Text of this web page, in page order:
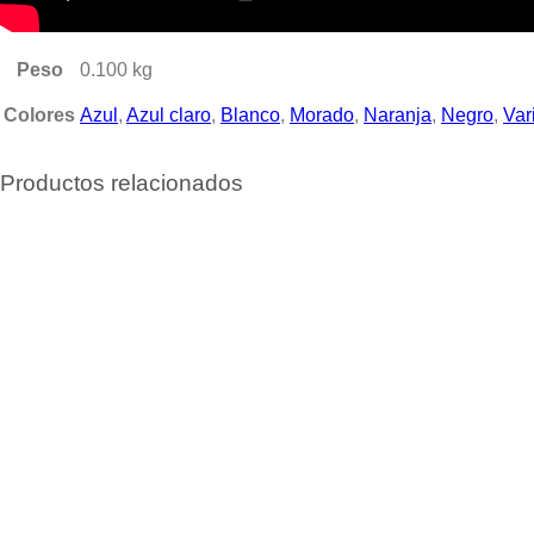
Peso 0.100 kg
Colores Azul , Azul claro, Blanco, Morado, Naranja, Negro,
Productos relacionados